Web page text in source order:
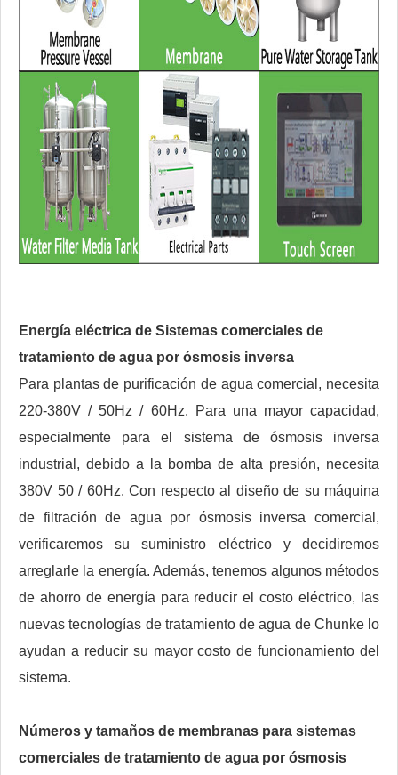
Energía eléctrica de Sistemas comerciales de
tratamiento de agua por ósmosis inversa
Para plantas de purificación de agua comercial, necesita
220-380V / 50Hz / 60Hz. Para una mayor capacidad,
especialmente para el sistema de ósmosis inversa
industrial, debido a la bomba de alta presión, necesita
380V 50 / 60Hz. Con respecto al diseño de su máquina
de filtración de agua por ósmosis inversa comercial,
verificaremos su suministro eléctrico y decidiremos
arreglarle la energía. Además, tenemos algunos métodos
de ahorro de energía para reducir el costo eléctrico, las
nuevas tecnologías de tratamiento de agua de Chunke lo
ayudan a reducir su mayor costo de funcionamiento del
sistema.
Números y tamaños de membranas para sistemas
comerciales de tratamiento de agua por ósmosis